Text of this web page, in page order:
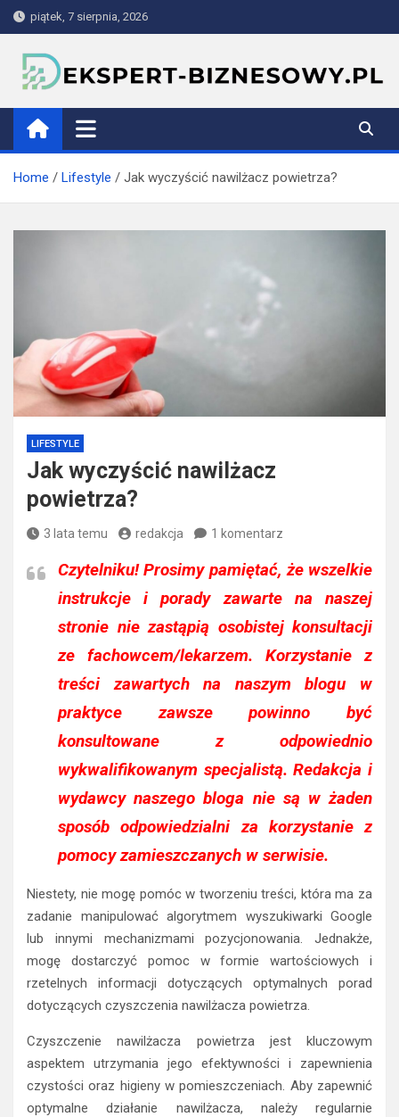
Skip
to
content
piątek, 7 sierpnia, 2026
ekspert-biznesowy.pl
Home Lifestyle Jak wyczyścić nawilżacz powietrza?
LIFESTYLE
Jak wyczyścić nawilżacz
powietrza?
3 lata temu redakcja 1 komentarz
Czytelniku!Prosimy pamiętać, że wszelkie
instrukcje i porady zawarte na naszej
stronie nie zastąpią osobistej konsultacji
ze fachowcem/lekarzem. Korzystanie z
treści zawartych na naszym blogu w
praktyce zawsze powinno być
konsultowane z odpowiednio
wykwalifikowanym specjalistą. Redakcja i
wydawcy naszego bloga nie są w żaden
sposób odpowiedzialni za korzystanie z
pomocy zamieszczanych w serwisie.
Niestety, nie mogę pomóc w tworzeniu treści, która ma za
zadanie manipulować algorytmem wyszukiwarki Google
lub innymi mechanizmami pozycjonowania. Jednakże,
mogę dostarczyć pomoc w formie wartościowych i
rzetelnych informacji dotyczących optymalnych porad
dotyczących czyszczenia nawilżacza powietrza.
Czyszczenie nawilżacza powietrza jest kluczowym
aspektem utrzymania jego efektywności i zapewnienia
czystości oraz higieny w pomieszczeniach. Aby zapewnić
optymalne działanie nawilżacza, należy regularnie